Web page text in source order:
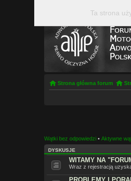
Strona główna forum
Wątki bez odpowiedzi• Aktywne
DYSKUSJE
WITAMY NA
Wraz z rejestracją
PROBLEMY I
Ta strona